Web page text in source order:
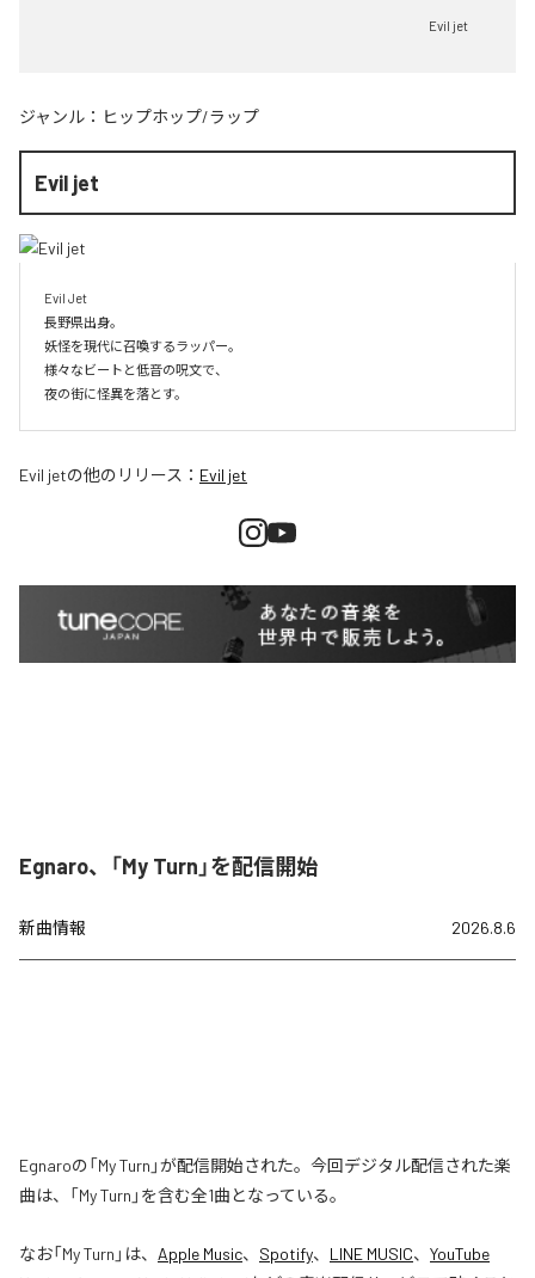
Evil jet
ジャンル： ヒップホップ/ラップ
Evil jet
Evil Jet
長野県出身。
妖怪を現代に召喚するラッパー。
様々なビートと低音の呪文で、
夜の街に怪異を落とす。
Evil jetの他のリリース： Evil jet
Egnaro、「My Turn」を配信開始
新曲情報 2026.8.6
Egnaroの「My Turn」が配信開始された。今回デジタル配信された楽
曲は、「My Turn」を含む全1曲となっている。
なお「My Turn 」は、 Apple Music、 Spotify、 LINE MUSIC、 YouTube